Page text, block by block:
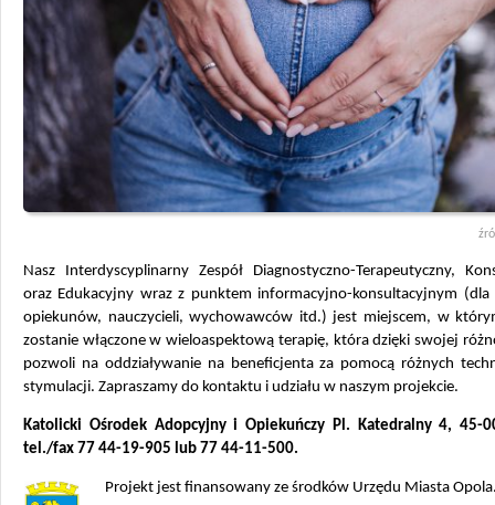
Nasz Interdyscyplinarny Zespół Diagnostyczno-Terapeutyczny,
oraz Edukacyjny wraz z punktem informacyjno-konsultacyjnym (dla
opiekunów, nauczycieli, wychowawców itd.) jest miejscem, w
zostanie włączone w wieloaspektową terapię, która dzięki swojej
pozwoli na oddziaływanie na beneficjenta za pomocą różnych
stymulacji. Zapraszamy do kontaktu i udziału w naszym projekcie.
Katolicki Ośrodek Adopcyjny i Opiekuńczy Pl. Katedralny 4, 45-
tel./fax 77 44-19-905 lub 77 44-11-500.
Projekt jest finansowany ze środków Urzędu Miasta